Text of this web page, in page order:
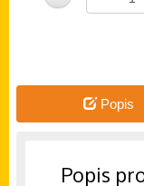
Popis
Popis